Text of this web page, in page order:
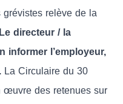
grévistes relève de la
Le directeur / la
informer l’employeur,
La Circulaire du 30
œuvre des retenues sur